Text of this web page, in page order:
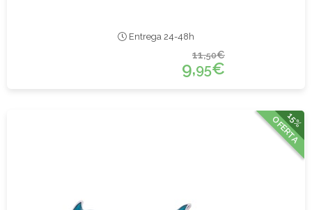
Entrega 24-48h
11,50€
9,95€
15%
OFERTA